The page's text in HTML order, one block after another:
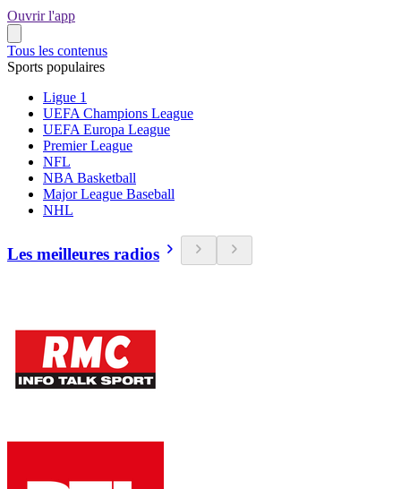
Ouvrir l'app
Tous les contenus
Sports populaires
Ligue 1
UEFA Champions League
UEFA Europa League
Premier League
NFL
NBA Basketball
Major League Baseball
NHL
Les meilleures radios